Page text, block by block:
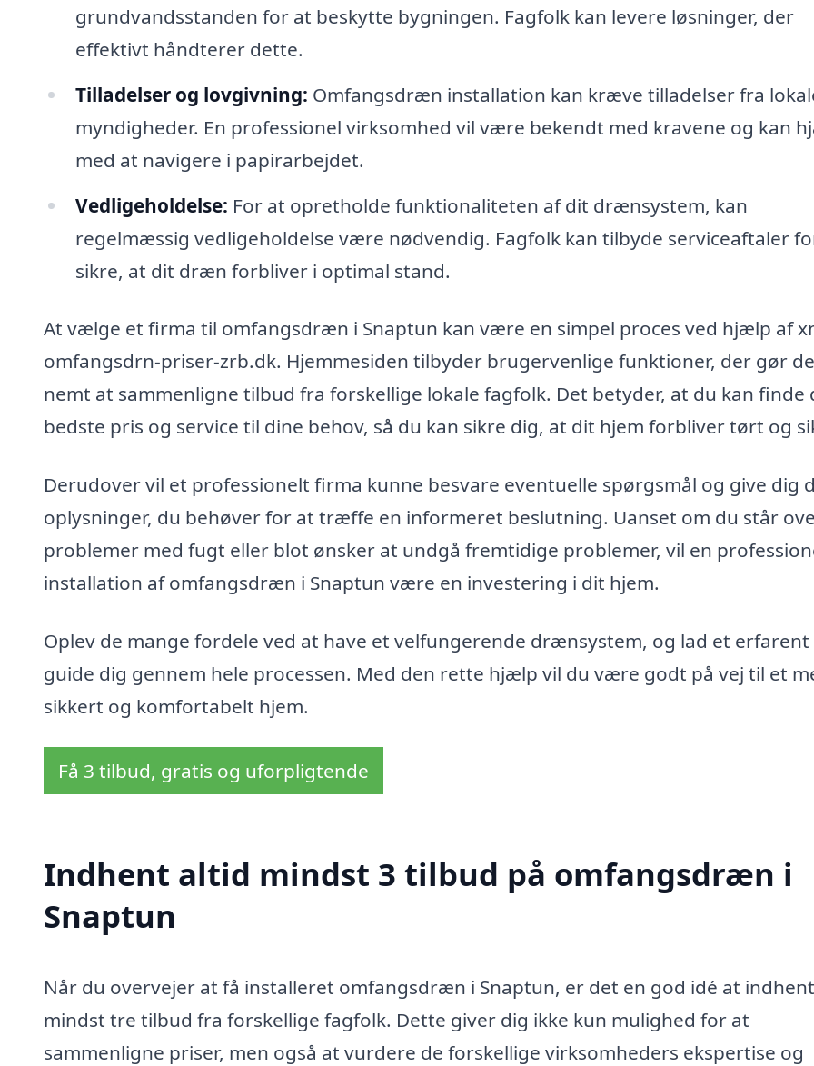
grundvandsstanden for at beskytte bygningen. Fagfolk kan levere løsninger, der
effektivt håndterer dette.
Tilladelser og lovgivning: Omfangsdræn installation kan kræve tilladelser fra
myndigheder. En professionel virksomhed vil være bekendt med kravene og kan
med at navigere i papirarbejdet.
Vedligeholdelse: For at opretholde funktionaliteten af dit drænsystem, kan
regelmæssig vedligeholdelse være nødvendig. Fagfolk kan tilbyde serviceaftaler
sikre, at dit dræn forbliver i optimal stand.
At vælge et firma til omfangsdræn i Snaptun kan være en simpel proces ved hjælp af
omfangsdrn-priser-zrb.dk. Hjemmesiden tilbyder brugervenlige funktioner, der gør
nemt at sammenligne tilbud fra forskellige lokale fagfolk. Det betyder, at du kan finde
bedste pris og service til dine behov, så du kan sikre dig, at dit hjem forbliver tørt og
Derudover vil et professionelt firma kunne besvare eventuelle spørgsmål og give dig
oplysninger, du behøver for at træffe en informeret beslutning. Uanset om du står
problemer med fugt eller blot ønsker at undgå fremtidige problemer, vil en
installation af omfangsdræn i Snaptun være en investering i dit hjem.
Oplev de mange fordele ved at have et velfungerende drænsystem, og lad et
guide dig gennem hele processen. Med den rette hjælp vil du være godt på vej til et
sikkert og komfortabelt hjem.
Få 3 tilbud, gratis og uforpligtende
Indhent altid mindst 3 tilbud på omfangsdræn i
Snaptun
Når du overvejer at få installeret omfangsdræn i Snaptun, er det en god idé at
mindst tre tilbud fra forskellige fagfolk. Dette giver dig ikke kun mulighed for at
sammenligne priser, men også at vurdere de forskellige virksomheders ekspertise og